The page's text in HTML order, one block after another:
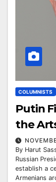
COLUMNISTS
Putin
the
By Harut
Russian
establish a
Armenians